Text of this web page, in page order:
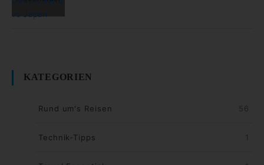
KATEGORIEN
Rund um's Reisen 56
Technik-Tipps 1